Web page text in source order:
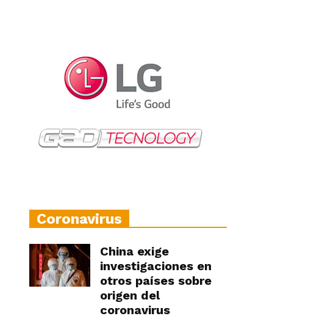
Coronavirus
China exige
investigaciones en
otros países sobre
origen del
coronavirus